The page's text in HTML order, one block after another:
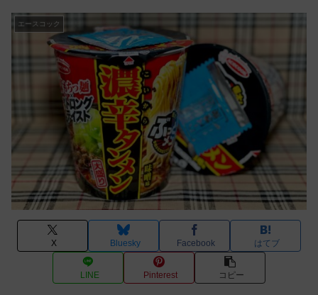
エースコック
X Bluesky Facebook はてブ
LINE Pinterest コピー